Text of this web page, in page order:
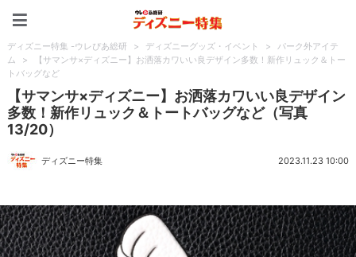
ディズニー特集 -ウレぴあ総研 > ディズニーグッズ・イベント >
パーク外アイテ
ム
>
【サマンサ×ディズニー】お洒落カワいい良デザイン多数！新作リュック＆トー
トバッグなど
【サマンサ×ディズニー】お洒落カワいい良デザイン
多数！新作リュック＆トートバッグなど（写真
13/20）
ディズニー特集 2023.11.23 10:00